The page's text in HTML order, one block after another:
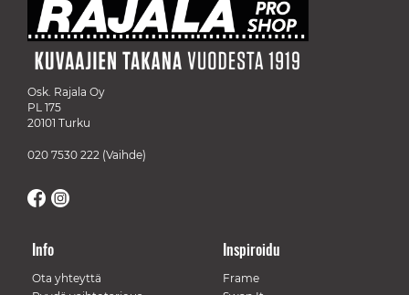
Osk. Rajala Oy
PL 175
20101 Turku
020 7530 222 (Vaihde)
Info
Ota yhteyttä
Inspiroidu
Frame